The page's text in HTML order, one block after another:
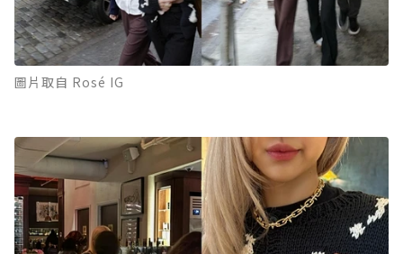
圖片取自 Rosé IG